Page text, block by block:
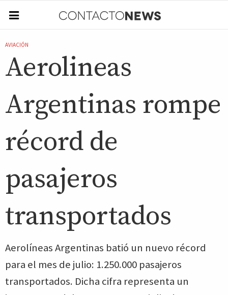
AVIACIÓN
Aerolineas
Argentinas rompe
récord de
pasajeros
transportados
Aerolíneas Argentinas batió un nuevo récord
para el mes de julio: 1.250.000 pasajeros
transportados. Dicha cifra representa un